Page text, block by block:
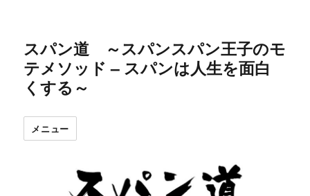
スパン道 ～スパンスパン王子のモ
テメソッド – スパンは人生を面白
くする～
メニュー